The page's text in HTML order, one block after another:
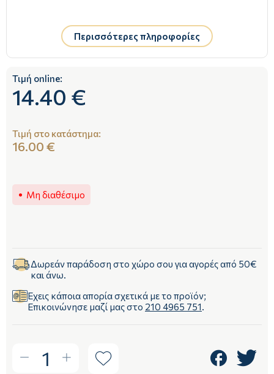
Περισσότερες πληροφορίες
Τιμή online:
14.40 €
Τιμή στο κατάστημα:
16.00 €
Μη διαθέσιμο
Δωρεάν παράδοση στο χώρο σου για αγορές από 50€
και άνω.
Έχεις κάποια απορία σχετικά με το προϊόν;
Επικοινώνησε μαζί μας στο 210 4965 751.
1